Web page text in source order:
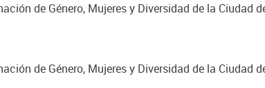
de Género, Mujeres y Diversidad de la Ciudad
de Género, Mujeres y Diversidad de la Ciudad